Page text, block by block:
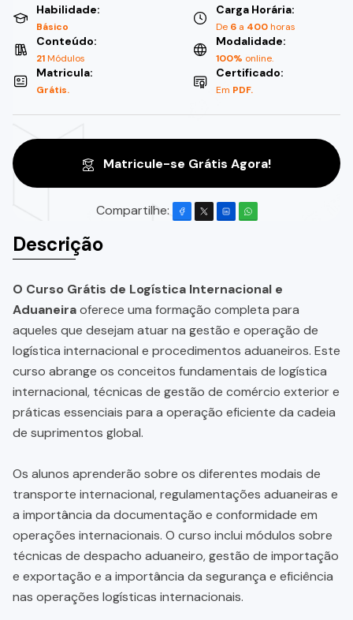
Habilidade:
Básico
Carga Horária:
De 6 a 400horas
Conteúdo:
21Módulos
Modalidade:
100% online.
Matricula:
Grátis.
Certificado:
Em PDF.
Matricule-se Grátis Agora!
Compartilhe:
Descrição
O Curso Grátis de Logística Internacional e
Aduaneiraoferece uma formação completa para
aqueles que desejam atuar na gestão e operação de
logística internacional e procedimentos aduaneiros. Este
curso abrange os conceitos fundamentais de logística
internacional, técnicas de gestão de comércio exterior e
práticas essenciais para a operação eficiente da cadeia
de suprimentos global.
Os alunos aprenderão sobre os diferentes modais de
transporte internacional, regulamentações aduaneiras e
a importância da documentação e conformidade em
operações internacionais. O curso inclui módulos sobre
técnicas de despacho aduaneiro, gestão de importação
e exportação e a importância da segurança e eficiência
nas operações logísticas internacionais.